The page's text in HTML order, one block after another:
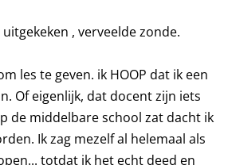
, verveelde zonde.
les te geven. ik HOOP dat ik een
Of eigenlijk, dat docent zijn iets
de middelbare school zat dacht ik
Ik zag mezelf al helemaal als
totdat ik het echt deed en